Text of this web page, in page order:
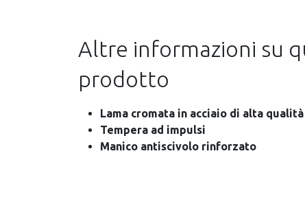
Altre informazioni su
prodotto
Lama cromata in acciaio di alta qualità
Tempera ad impulsi
Manico antiscivolo rinforzato